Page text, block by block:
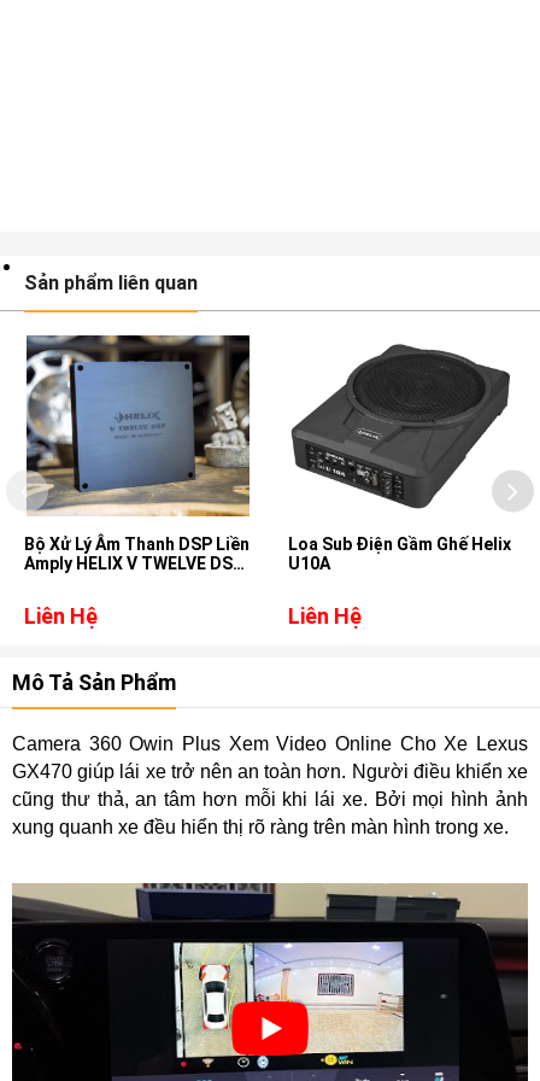
Sản phẩm liên quan
Bộ Xử Lý Âm Thanh DSP Liền
Amply HELIX V TWELVE DSP
Liên Hệ
Loa Sub Điện Gầm Ghế Helix
U10A
Liên Hệ
Mô Tả Sản Phẩm
Camera 360 Owin Plus Xem Video Online Cho Xe Lexus
GX470 giúp lái xe trở nên an toàn hơn. Người điều khiển xe
cũng thư thả, an tâm hơn mỗi khi lái xe. Bởi mọi hình ảnh
xung quanh xe đều hiển thị rõ ràng trên màn hình trong xe.